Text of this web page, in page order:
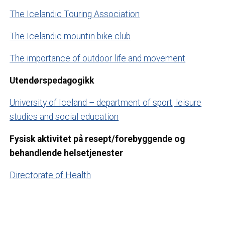
The Icelandic Touring Association
The Icelandic mountin bike club
The importance of outdoor life and movement
Utendørspedagogikk
University of Iceland – department of sport, leisure
studies and social education
Fysisk aktivitet på resept/forebyggende og
behandlende helsetjenester
Directorate of Health